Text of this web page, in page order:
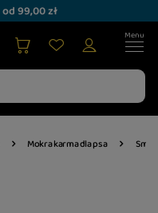
od 99,00 zł
Mokra karma dla psa Smak